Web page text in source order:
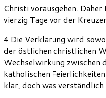
Christi vorausgehen.
vierzig Tage vor der
4 Die Verklärung wird
der östlichen christlichen
Wechselwirkung zwischen
katholischen
klar, doch was